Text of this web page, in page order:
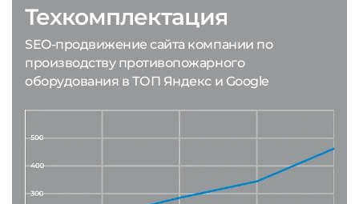
Техкомплектация
SEO-продвижение сайта компании по
производству противопожарного
оборудования в ТОП Яндекс и Google